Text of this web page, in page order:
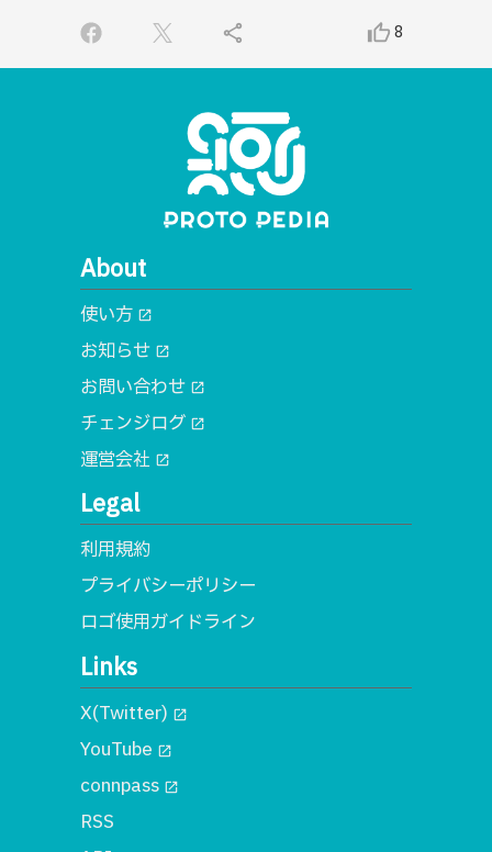
share thumb_up_alt8
About
使い方 open_in_new
お知らせ open_in_new
お問い合わせ open_in_new
チェンジログ open_in_new
運営会社 open_in_new
Legal
利用規約
プライバシーポリシー
ロゴ使用ガイドライン
Links
X(Twitter) open_in_new
YouTube open_in_new
connpass open_in_new
RSS